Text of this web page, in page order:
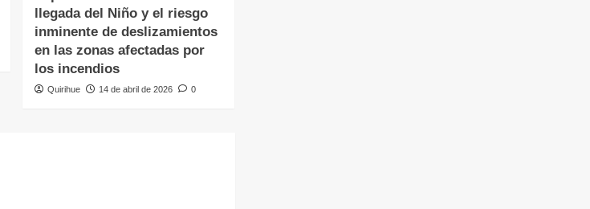
llegada del Niño y el riesgo
inminente de deslizamientos
en las zonas afectadas por
los incendios
Quirihue 14 de abril de 2026 0